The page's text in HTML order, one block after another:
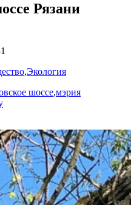
Рязани
,Экология
шоссе,мэрия